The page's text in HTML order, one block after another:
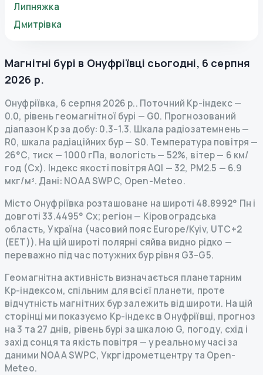
Липняжка
Дмитрівка
Магнітні бурі в Онуфріївці сьогодні, 6 серпня
2026 р.
Онуфріївка, 6 серпня 2026 р.. Поточний Kp-індекс—
0.0, рівень геомагнітної бурі — G0. Прогнозований
діапазон Kp за добу: 0.3–1.3. Шкала радіозатемнень—
R0, шкала радіаційних бур— S0. Температура повітря —
26°C, тиск — 1000 гПа, вологість — 52%, вітер — 6 км/
год (Сх). Індекс якості повітря AQI — 32, PM2.5 — 6.9
мкг/м³. Дані: NOAA SWPC, Open-Meteo.
Місто Онуфріївка розташоване на широті 48.8992° Пн і
довготі 33.4495° Сх; регіон — Кіровоградська
область, Україна (часовий пояс Europe/Kyiv, UTC+2
(EET)). На цій широті полярні сяйва видно рідко —
переважно під час потужних бур рівня G3–G5.
Геомагнітна активність визначається планетарним
Kp-індексом, спільним для всієї планети, проте
відчутність магнітних бур залежить від широти. На цій
сторінці ми показуємо Kp-індекс в Онуфріївці, прогноз
на 3 та 27 днів, рівень бурі за шкалою G, погоду, схід і
захід сонця та якість повітря — у реальному часі за
даними NOAA SWPC, Укргідрометцентру та Open-
Meteo.